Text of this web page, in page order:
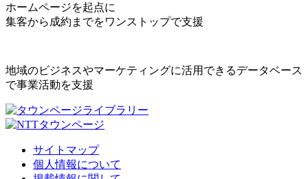
ホームページを起点に
集客から成約までをワンストップで支援
地域のビジネスやマーケティングに活用できるデータベース
で事業活動を支援
サイトマップ
個人情報について